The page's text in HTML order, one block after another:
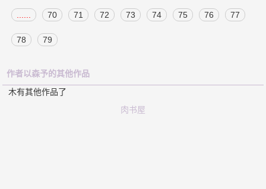
70 71 72 73 74 75 76 77
78 79
作者以森予的其他作品
木有其他作品了
肉书屋